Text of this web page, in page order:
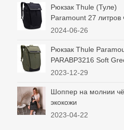
Рюкзак Thule (Туле)
Paramount 27 литров
2024-06-26
Рюкзак Thule
PARABP3216 Soft
2023-12-29
Шоппер на молнии
экокожи
2023-04-22